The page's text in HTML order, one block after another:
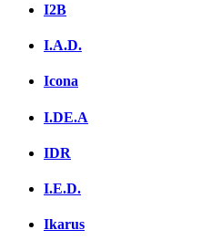
I2B
I.A.D.
Icona
I.DE.A
IDR
I.E.D.
Ikarus